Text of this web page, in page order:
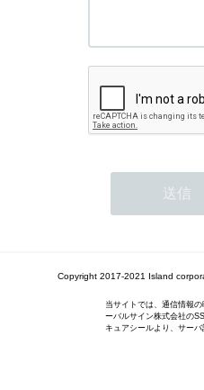
Copyright 2017-2021 Island
当サイトでは、通信情報
ーバルサイン株式会社の
キュアシールより、サー